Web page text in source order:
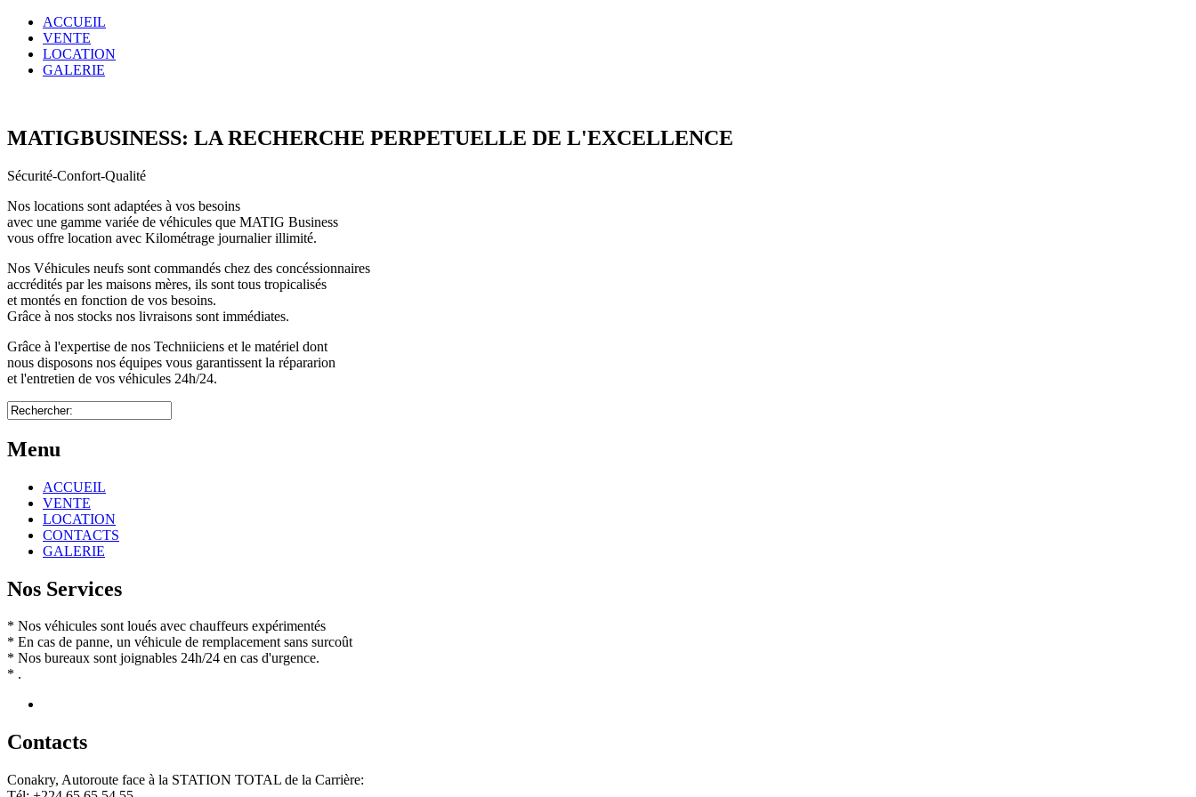
ACCUEIL
VENTE
LOCATION
GALERIE
MATIGBUSINESS: LA RECHERCHE PERPETUELLE DE L'EXCELLENCE
Sécurité-Confort-Qualité
Nos locations sont adaptées à vos besoins
avec une gamme variée de véhicules que MATIG Business
vous offre location avec Kilométrage journalier illimité.
Nos Véhicules neufs sont commandés chez des concéssionnaires
accrédités par les maisons mères, ils sont tous tropicalisés
et montés en fonction de vos besoins.
Grâce à nos stocks nos livraisons sont immédiates.
Grâce à l'expertise de nos Techniiciens et le matériel dont
nous disposons nos équipes vous garantissent la répararion
et l'entretien de vos véhicules 24h/24.
Menu
ACCUEIL
VENTE
LOCATION
CONTACTS
GALERIE
Nos Services
* Nos véhicules sont loués avec chauffeurs expérimentés
* En cas de panne, un véhicule de remplacement sans surcoût
* Nos bureaux sont joignables 24h/24 en cas d'urgence.
* .
Contacts
Conakry, Autoroute face à la STATION TOTAL de la Carrière: